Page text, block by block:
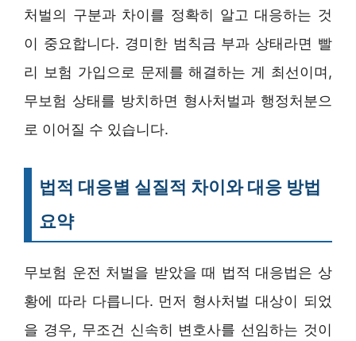
처벌의 구분과 차이를 정확히 알고 대응하는 것
이 중요합니다. 경미한 범칙금 부과 상태라면 빨
리 보험 가입으로 문제를 해결하는 게 최선이며,
무보험 상태를 방치하면 형사처벌과 행정처분으
로 이어질 수 있습니다.
법적 대응별 실질적 차이와 대응 방법
요약
무보험 운전 처벌을 받았을 때 법적 대응법은 상
황에 따라 다릅니다. 먼저 형사처벌 대상이 되었
을 경우, 무조건 신속히 변호사를 선임하는 것이